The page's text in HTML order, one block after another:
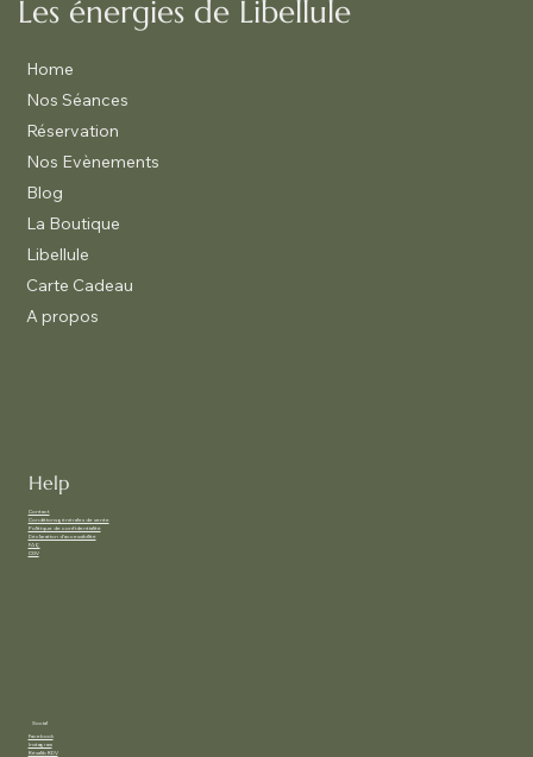
Les énergies de Libellule
Home
Nos Séances
Réservation
Nos Evènements
Blog
La Boutique
Libellule
Carte Cadeau
A propos
Help
Contact
Conditions générales de vente
Politique de confidentialité
Déclaration d'accessibilité
FAQ
CGV
Social
Facebook
Instagram
Résalib RDV